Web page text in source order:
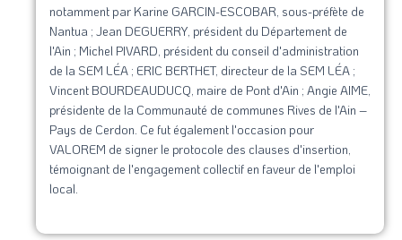
notamment par Karine GARCIN-ESCOBAR, sous-préfète de
Nantua ; Jean DEGUERRY, président du Département de
l'Ain ; Michel PIVARD, président du conseil d'administration
de la SEM LÉA ; ERIC BERTHET, directeur de la SEM LÉA ;
Vincent BOURDEAUDUCQ, maire de Pont d'Ain ; Angie AIME,
présidente de la Communauté de communes Rives de l'Ain –
Pays de Cerdon. Ce fut également l'occasion pour
VALOREM de signer le protocole des clauses d'insertion,
témoignant de l'engagement collectif en faveur de l'emploi
local.